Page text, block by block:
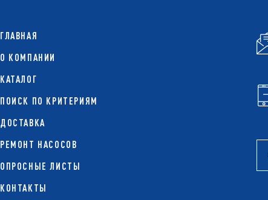
ГЛАВНАЯ
О КОМПАНИИ
КАТАЛОГ
ПОИСК ПО КРИТЕРИЯМ
ДОСТАВКА
РЕМОНТ НАСОСОВ
ОПРОСНЫЕ ЛИСТЫ
КОНТАКТЫ